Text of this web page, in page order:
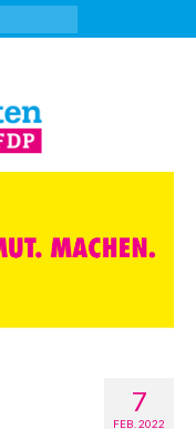
7
FEB. 2022